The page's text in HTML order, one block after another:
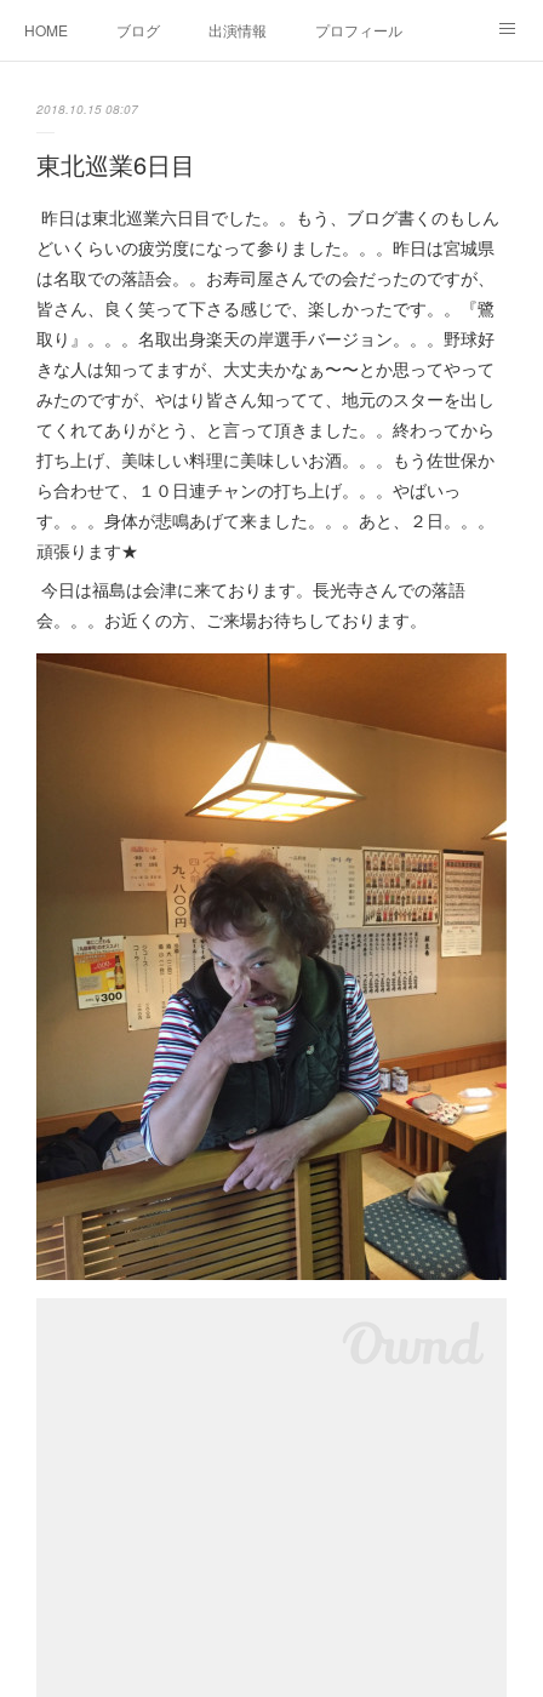
HOME ブログ 出演情報 プロフィール
2018.10.15 08:07
東北巡業6日目
昨日は東北巡業六日目でした。。もう、ブログ書くのもしん
どいくらいの疲労度になって参りました。。。昨日は宮城県
は名取での落語会。。お寿司屋さんでの会だったのですが、
皆さん、良く笑って下さる感じで、楽しかったです。。『鷺
取り』。。。名取出身楽天の岸選手バージョン。。。野球好
きな人は知ってますが、大丈夫かなぁ〜〜とか思ってやって
みたのですが、やはり皆さん知ってて、地元のスターを出し
てくれてありがとう、と言って頂きました。。終わってから
打ち上げ、美味しい料理に美味しいお酒。。。もう佐世保か
ら合わせて、１０日連チャンの打ち上げ。。。やばいっ
す。。。身体が悲鳴あげて来ました。。。あと、２日。。。
頑張ります★
今日は福島は会津に来ております。長光寺さんでの落語
会。。。お近くの方、ご来場お待ちしております。